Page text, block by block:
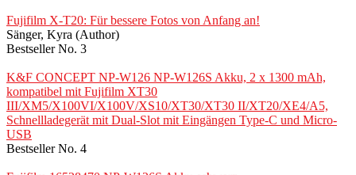
Fujifilm X-T20: Für bessere Fotos von Anfang an!
Sänger, Kyra (Author)
Bestseller No. 3
K&F CONCEPT NP-W126 NP-W126S Akku, 2 x 1300 mAh,
kompatibel mit Fujifilm XT30
III/XM5/X100VI/X100V/XS10/XT30/XT30 II/XT20/XE4/A5,
Schnellladegerät mit Dual-Slot mit Eingängen Type-C und Micro-
USB
Bestseller No. 4